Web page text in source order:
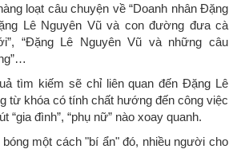
loạt câu chuyện về “Doanh nhân Đặng
Lê Nguyên Vũ và con đường đưa cà
“Đặng Lê Nguyên Vũ và những câu
tìm kiếm sẽ chỉ liên quan đến Đặng Lê
từ khóa có tính chất hướng đến công việc
“gia đình”, “phụ nữ” nào xoay quanh.
một cách "bí ẩn" đó, nhiều người cho